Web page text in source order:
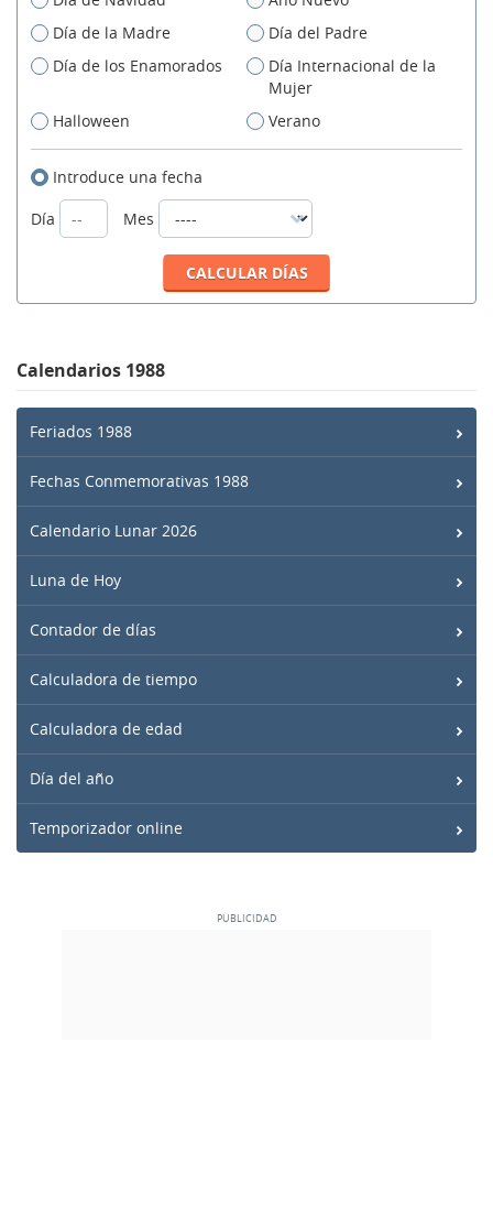
Día de la Madre
Día del Padre
Día de los Enamorados
Día Internacional de la
Mujer
Halloween
Verano
Introduce una fecha
Día
Mes
Calendarios 1988
Feriados 1988
Fechas Conmemorativas 1988
Calendario Lunar 2026
Luna de Hoy
Contador de días
Calculadora de tiempo
Calculadora de edad
Día del año
Temporizador online